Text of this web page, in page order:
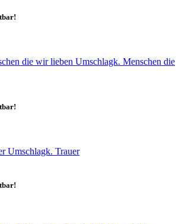
Umschlagk. Menschen die
Umschlagk. Trauer